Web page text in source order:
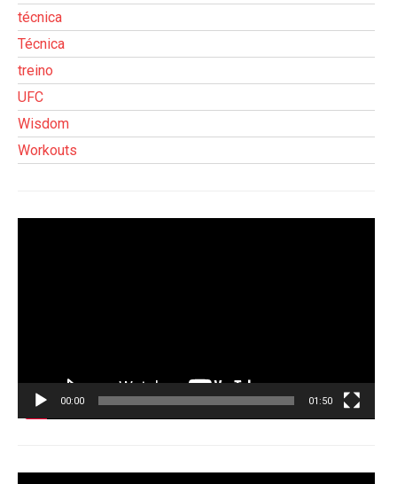
técnica
Técnica
treino
UFC
Wisdom
Workouts
00:00 01:50